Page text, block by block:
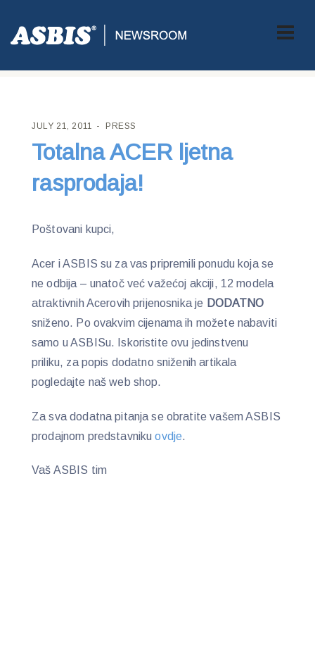
ASBIS CROATIA >PRESS> TOTALNA ACER LJETNA
JULY 21, 2011 PRESS
Totalna ACER ljetna
rasprodaja!
Poštovani kupci,
Acer i ASBIS su za vas pripremili ponudu koja se
ne odbija – unatoč već važećoj akciji, 12 modela
atraktivnih Acerovih prijenosnika je DODATNO
sniženo. Po ovakvim cijenama ih možete nabaviti
samo u ASBISu. Iskoristite ovu jedinstvenu
priliku, za popis dodatno sniženih artikala
pogledajte naš web shop.
Za sva dodatna pitanja se obratite vašem ASBIS
prodajnom predstavnikuovdje.
Vaš ASBIS tim